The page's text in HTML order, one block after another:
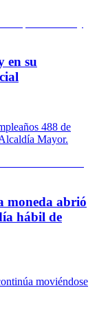
en su
488 de
Mayor.
moneda abrió
hábil de
moviéndose